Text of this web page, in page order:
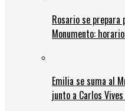
Rosario se
Monumento:
Emilia se suma al
junto a Carlos